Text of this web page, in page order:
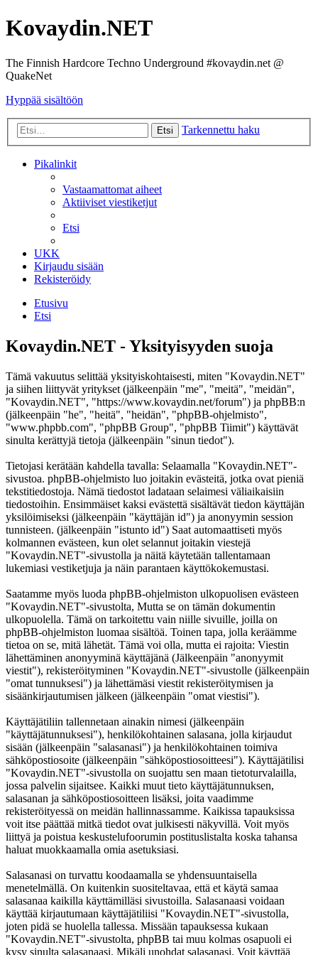
Kovaydin.NET
The Finnish Hardcore Techno Underground #kovaydin.net @
QuakeNet
Hyppää sisältöön
Etsi Tarkennettu haku
Pikalinkit
Vastaamattomat aiheet
Aktiiviset viestiketjut
Etsi
UKK
Kirjaudu sisään
Rekisteröidy
Etusivu
Etsi
Kovaydin.NET - Yksityisyyden suoja
Tämä vakuutus selittää yksityiskohtaisesti, miten "Kovaydin.NET"
ja siihen liittyvät yritykset (jälkeenpäin "me", "meitä", "meidän",
"Kovaydin.NET", "https://www.kovaydin.net/forum") ja phpBB:n
(jälkeenpäin "he", "heitä", "heidän", "phpBB-ohjelmisto",
"www.phpbb.com", "phpBB Group", "phpBB Tiimit") käyttävät
sinulta kerättyjä tietoja (jälkeenpäin "sinun tiedot").
Tietojasi kerätään kahdella tavalla: Selaamalla "Kovaydin.NET"-
sivustoa. phpBB-ohjelmisto luo joitakin evästeitä, jotka ovat pieniä
tekstitiedostoja. Nämä tiedostot ladataan selaimesi väliaikaisiin
tiedostoihin. Ensimmäiset kaksi evästettä sisältävät tiedon käyttäjän
yksilöimiseksi (jälkeenpäin "käyttäjän id") ja anonyymin session
tunnisteen. (jälkeenpäin "istunto id") Saat automaattiseti myös
kolmannen evästeen, kun olet selannut joitakin viestejä
"Kovaydin.NET"-sivustolla ja näitä käytetään tallentamaan
lukemiasi vestiketjuja ja näin parantaen käyttökokemustasi.
Saatamme myös luoda phpBB-ohjelmiston ulkopuolisen evästeen
"Kovaydin.NET"-sivustolta, Mutta se on tämän dokumentin
ulkopuolella. Tämä on tarkoitettu vain niille sivuille, joilla on
phpBB-ohjelmiston luomaa sisältöä. Toinen tapa, jolla keräämme
tietoa on se, mitä lähetät. Tämä voi olla, mutta ei rajoita: Viestin
lähettäminen anonyyminä käyttäjänä (Jälkeenpäin "anonyymit
viestit"), rekisteröityminen "Kovaydin.NET"-sivustolle (jälkeenpäin
"omat tunnuksesi") ja lähettämäsi viestit rekisteröitymisen ja
sisäänkirjautumisen jälkeen (jälkeenpäin "omat viestisi").
Käyttäjätiliin tallennetaan ainakin nimesi (jälkeenpäin
"käyttäjätunnuksesi"), henkilökohtainen salasana, jolla kirjaudut
sisään (jälkeenpäin "salasanasi") ja henkilökohtainen toimiva
sähköpostiosoite (jälkeenpäin "sähköpostiosoitteesi"). Käyttäjätilisi
"Kovaydin.NET"-sivustolla on suojattu sen maan tietoturvalailla,
jossa palvelin sijaitsee. Kaikki muut tieto käyttäjätunnuksen,
salasanan ja sähköpostiosoitteen lisäksi, joita vaadimme
rekisteröityessä on meidän hallinnassamme. Kaikissa tapauksissa
voit itse päättää mitkä tiedot ovat julkisesti näkyvillä. Voit myös
liittyä ja poistua keskustelufoorumin postituslistalta koska tahansa
haluat muokkaamalla omia asetuksiasi.
Salasanasi on turvattu koodaamalla se yhdensuuntaisella
menetelmällä. On kuitenkin suositeltavaa, että et käytä samaa
salasanaa kaikilla käyttämilläsi sivustoilla. Salasanaasi voidaan
käyttää kirjautumaan käyttäjätiliisi "Kovaydin.NET"-sivustolla,
joten pidä se huolella tallessa. Missään tapauksessa kukaan
"Kovaydin.NET"-sivustolta, phpBB tai muu kolmas osapuoli ei
kysy sinulta salasanaasi. Mikäli unohdat salasanasi. Voit käyttää